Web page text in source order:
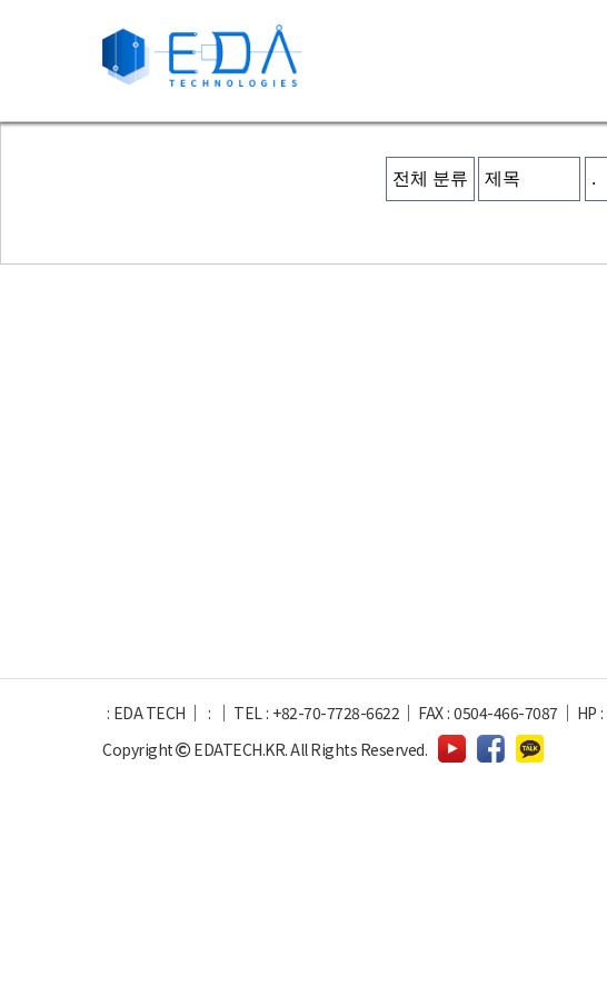
: EDA TECH : TEL : +82-70-7728-6622 FAX : 0504-466-7087 HP :
Copyright
EDATECH.KR.All Rights Reserved.